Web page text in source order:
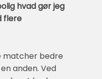
hvad gør jeg
flere
matcher bedre
anden. Ved